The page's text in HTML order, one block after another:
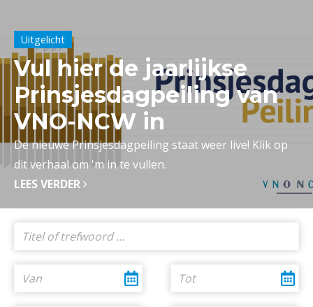
Uitgelicht
Vul hier de jaarlijkse
Prinsjesdagpeiling van
VNO-NCW in
De nieuwe Prinsjesdagpeiling staat weer live! Klik op
dit verhaal om 'm in te vullen.
LEES VERDER